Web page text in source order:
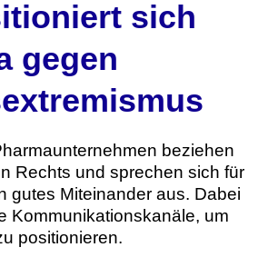
sich
gegen
beziehen
Rechts und sprechen sich für
gutes Miteinander aus. Dabei
Kommunikationskanäle, um
positionieren.